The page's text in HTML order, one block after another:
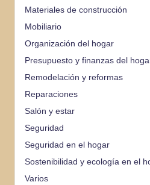
Materiales de construcción
Mobiliario
Organización del hogar
Presupuesto y finanzas del
Remodelación y reformas
Reparaciones
Salón y estar
Seguridad
Seguridad en el hogar
Sostenibilidad y ecología en el
Varios